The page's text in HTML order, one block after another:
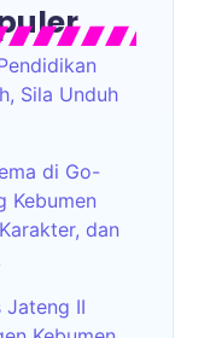
Sila Unduh
di Go-
Kebumen
dan
Jateng II